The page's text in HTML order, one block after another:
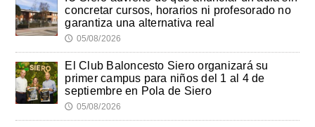
concretar cursos, horarios ni profesorado no
garantiza una alternativa real
🕔 05/08/2026
El Club Baloncesto Siero organizará su
primer campus para niños del 1 al 4 de
septiembre en Pola de Siero
🕔 05/08/2026